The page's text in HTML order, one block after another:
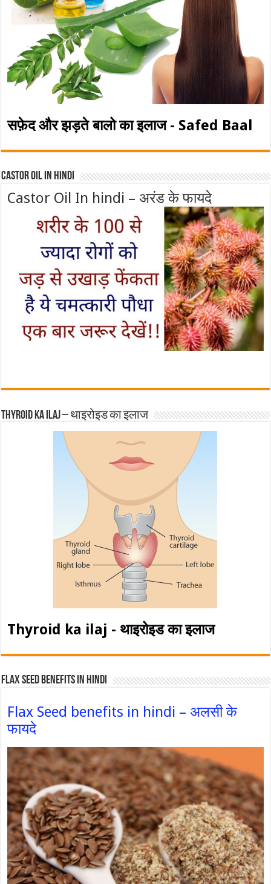
सफ़ेद और झड़ते बालो का इलाज - Safed Baal
Castor Oil In Hindi
Castor Oil In hindi – अरंड के फायदे
Thyroid ka ilaj – थाइरोइड का इलाज
Thyroid ka ilaj - थाइरोइड का इलाज
Flax Seed Benefits in hindi
Flax Seed benefits in hindi – अलसी के
फायदे